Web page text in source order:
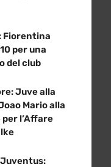
Fiorentina
per una
del club
Juve alla
Mario alla
l’Affare
Juventus: